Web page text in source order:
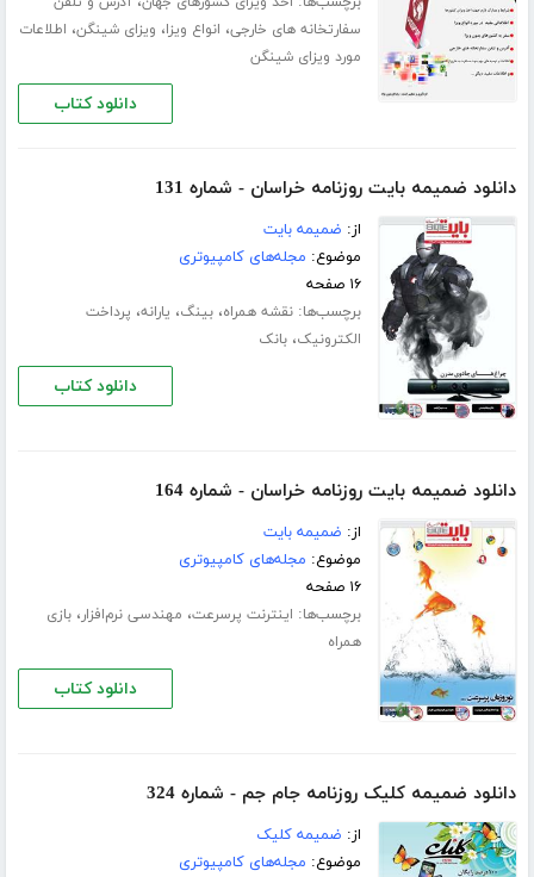
سفارتخانه های خارجی، انواع ویزا، ویزای شینگن، اطلاعات
مورد ویزای شینگن
دانلود کتاب
دانلود ضمیمه بایت روزنامه خراسان - شماره 131
از: ضمیمه بایت
موضوع: مجله‌های کامپیوتری
۱۶ صفحه
برچسب‌ها:نقشه همراه،بینگ، یارانه، پرداخت
الکترونیک،بانک
دانلود کتاب
دانلود ضمیمه بایت روزنامه خراسان - شماره 164
از: ضمیمه بایت
موضوع: مجله‌های کامپیوتری
۱۶ صفحه
برچسب‌ها: اینترنت پرسرعت، مهندسی نرم‌افزار،بازی
همراه
دانلود کتاب
دانلود ضمیمه کلیک روزنامه جام جم - شماره 324
از: ضمیمه کلیک
موضوع: مجله‌های کامپیوتری